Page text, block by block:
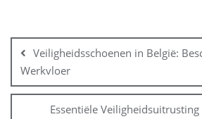
navigatie
Veiligheidsschoenen in België:
Werkvloer
Essentiële